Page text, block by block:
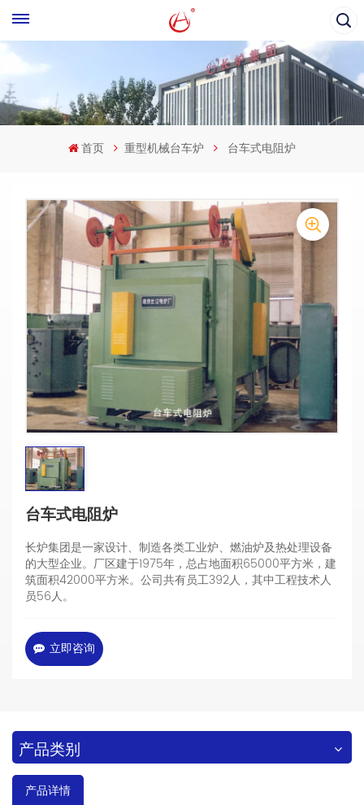
首页 重型机械台车炉 台车式电阻炉
台车式电阻炉
长炉集团是一家设计、制造各类工业炉、燃油炉及热处理设备
的大型企业。厂区建于1975年，总占地面积65000平方米，建
筑面积42000平方米。公司共有员工392人，其中工程技术人
员56人。
立即咨询
产品类别
产品详情